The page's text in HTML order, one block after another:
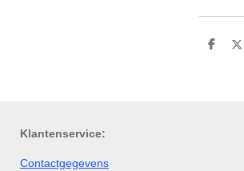
D
D
Klantenservice:
Contactgegevens